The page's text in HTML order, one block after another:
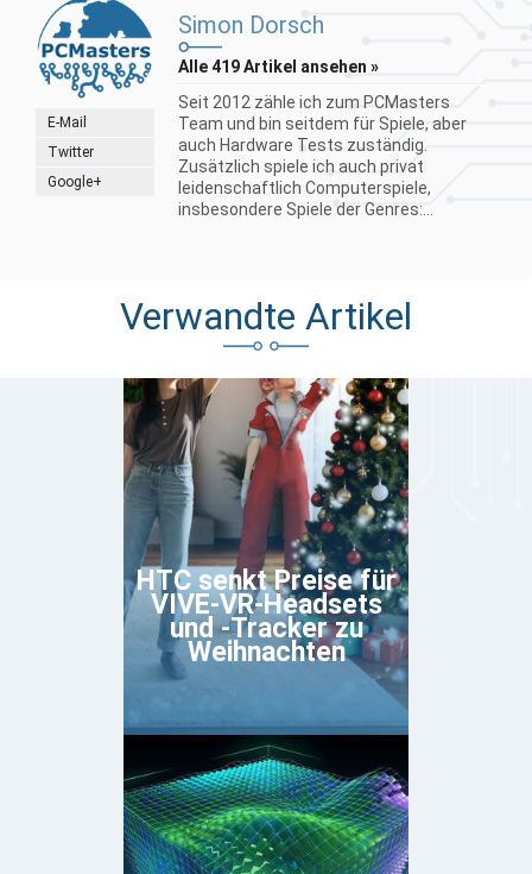
E-Mail
Twitter
Google+
Simon Dorsch
Alle 419 Artikel ansehen »
Seit 2012 zähle ich zum PCMasters
Team und bin seitdem für Spiele, aber
auch Hardware Tests zuständig.
Zusätzlich spiele ich auch privat
leidenschaftlich Computerspiele,
insbesondere Spiele der Genres:...
Verwandte Artikel
HTC senkt Preise für
VIVE-VR-Headsets
und -Tracker zu
Weihnachten